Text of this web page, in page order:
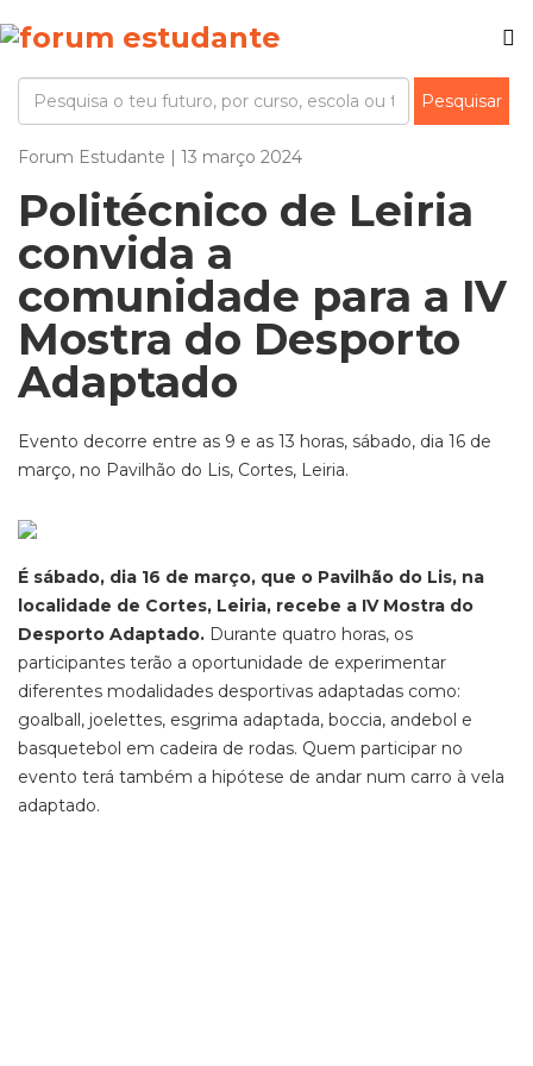
Forum Estudante | 13 março 2024
Politécnico de Leiria
convida a
comunidade para a IV
Mostra do Desporto
Adaptado
Evento decorre entre as 9 e as 13 horas, sábado, dia 16 de
março, no Pavilhão do Lis, Cortes, Leiria.
É sábado, dia 16 de março, que o Pavilhão do Lis, na
localidade de Cortes, Leiria, recebe a IV Mostra do
Desporto Adaptado. Durante quatro horas, os
participantes terão a oportunidade de experimentar
diferentes modalidades desportivas adaptadas como:
goalball, joelettes, esgrima adaptada, boccia, andebol e
basquetebol em cadeira de rodas. Quem participar no
evento terá também a hipótese de andar num carro à vela
adaptado.